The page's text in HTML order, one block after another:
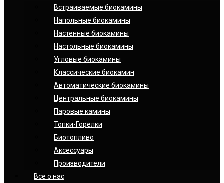
Встраиваемые биокамины
Напольные биокамины
Настенные биокамины
Настoльные биокамины
Угловые биокамины
Классические биокамин
Автоматические биокамины
Центральные биокамины
Паровые камины
Топки-Горелки
Биотопливо
Аксессуары
Производители
Все о нас